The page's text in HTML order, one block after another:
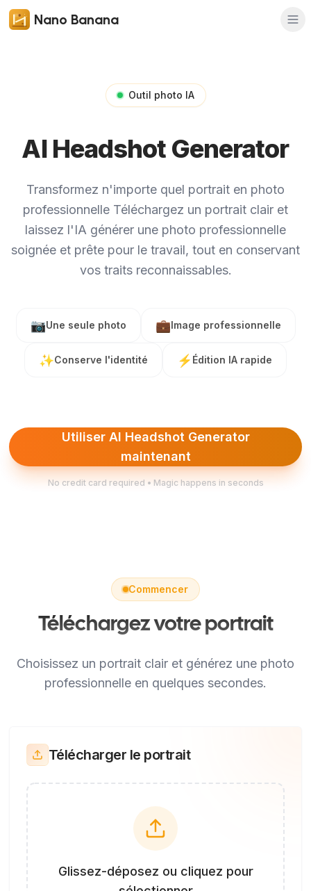
Nano Banana
Outil photo IA
AI Headshot Generator
Transformez n'importe quel portrait en photo
professionnelle Téléchargez un portrait clair et
laissez l'IA générer une photo professionnelle
soignée et prête pour le travail, tout en conservant
vos traits reconnaissables.
📷Une seule photo 💼Image professionnelle
✨Conserve l'identité ⚡ Édition IA rapide
Utiliser AI Headshot Generator
maintenant
No credit card required • Magic happens in seconds
Commencer
Téléchargez votre portrait
Choisissez un portrait clair et générez une photo
professionnelle en quelques secondes.
Télécharger le portrait
Glissez-déposez ou cliquez pour